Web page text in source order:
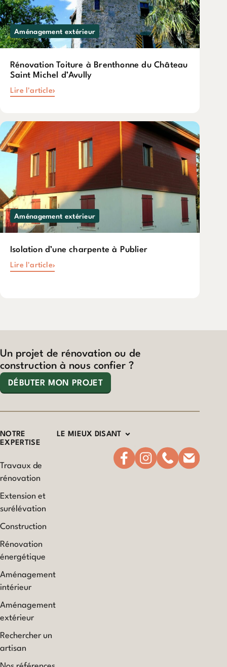
Aménagement extérieur
Rénovation Toiture à Brenthonne du Château
Saint Michel d’Avully
Lire l'article
Aménagement extérieur
Isolation d’une charpente à Publier
Lire l'article
Un projet de rénovation ou de
construction à nous confier ?
DÉBUTER MON PROJET
NOTRE
EXPERTISE
Travaux de
rénovation
Extension et
surélévation
Construction
Rénovation
énergétique
Aménagement
intérieur
Aménagement
extérieur
Rechercher un
artisan
LE MIEUX DISANT